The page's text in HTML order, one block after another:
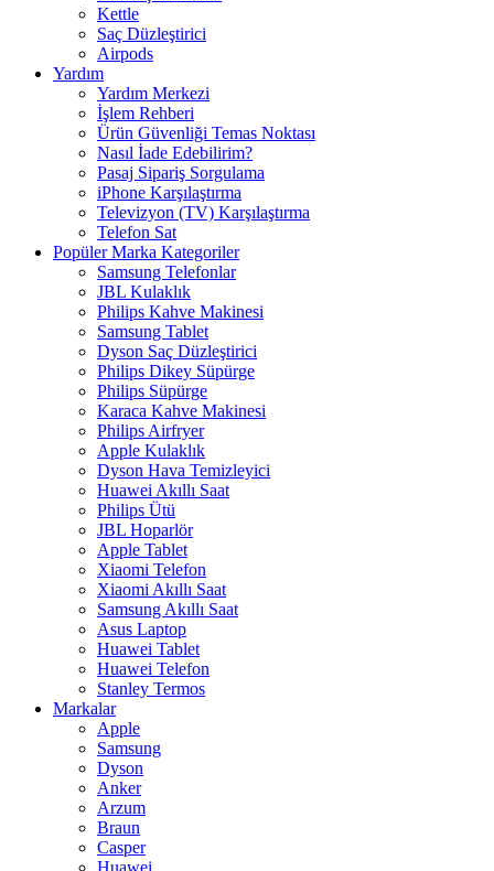
Kettle
Saç Düzleştirici
Airpods
Yardım
Yardım Merkezi
İşlem Rehberi
Ürün Güvenliği Temas Noktası
Nasıl İade Edebilirim?
Pasaj Sipariş Sorgulama
iPhone Karşılaştırma
Televizyon (TV) Karşılaştırma
Telefon Sat
Popüler Marka Kategoriler
Samsung Telefonlar
JBL Kulaklık
Philips Kahve Makinesi
Samsung Tablet
Dyson Saç Düzleştirici
Philips Dikey Süpürge
Philips Süpürge
Karaca Kahve Makinesi
Philips Airfryer
Apple Kulaklık
Dyson Hava Temizleyici
Huawei Akıllı Saat
Philips Ütü
JBL Hoparlör
Apple Tablet
Xiaomi Telefon
Xiaomi Akıllı Saat
Samsung Akıllı Saat
Asus Laptop
Huawei Tablet
Huawei Telefon
Stanley Termos
Markalar
Apple
Samsung
Dyson
Anker
Arzum
Braun
Casper